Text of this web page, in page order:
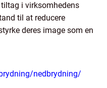
i virksomhedens
til at reducere
deres image som en
nedbrydning/